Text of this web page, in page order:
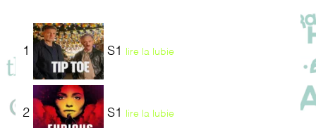
1 S1 lire la lubie
2 S1 lire la lubie